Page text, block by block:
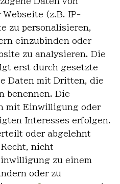
(z.B. IP-
zu personalisieren,
einzubinden oder
zu analysieren. Die
erst durch gesetzte
Daten mit Dritten, die
benennen. Die
mit Einwilligung oder
Interesses erfolgen.
oder abgelehnt
nicht
zu einem
oder zu